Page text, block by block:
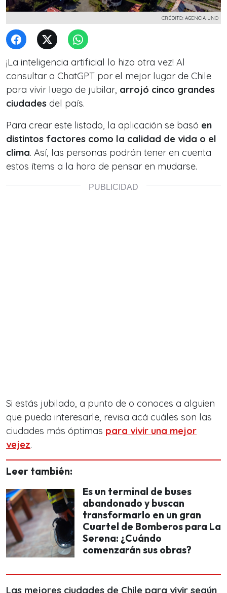
CRÉDITO: AGENCIA UNO
¡La inteligencia artificial lo hizo otra vez! Al
consultar a ChatGPT por el mejor lugar de Chile
para vivir luego de jubilar, arrojó cinco grandes
ciudades del país.
Para crear este listado, la aplicación se basó en
distintos factores como la calidad de vida o el
clima. Así, las personas podrán tener en cuenta
estos ítems a la hora de pensar en mudarse.
Si estás jubilado, a punto de o conoces a alguien
que pueda interesarle, revisa acá cuáles son las
ciudades más óptimas para vivir una mejor
vejez.
Leer también:
Es un terminal de buses
abandonado y buscan
transformarlo en un gran
Cuartel de Bomberos para La
Serena: ¿Cuándo
comenzarán sus obras?
Las mejores ciudades de Chile para vivir según